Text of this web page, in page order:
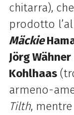
chitarra),
prodotto
Mäckie
Jörg Wähner
Kohlhaas
armeno-
Tilth,